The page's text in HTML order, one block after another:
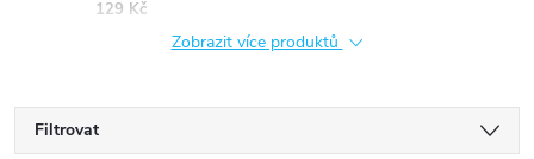
129 Kč
Zobrazit více produktů
Filtrovat